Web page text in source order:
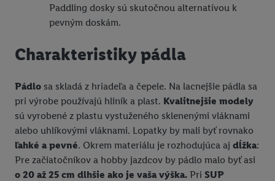
Paddling dosky sú skutočnou alternatívou k
pevným doskám.
Charakteristiky pádla
Pádlo sa skladá z hriadeľa a čepele. Na lacnejšie pádla sa
pri výrobe používajú hliník a plast. Kvalitnejšie modely
sú vyrobené z plastu vystuženého sklenenými vláknami
alebo uhlíkovými vláknami. Lopatky by mali byť rovnako
ľahké a pevné. Okrem materiálu je rozhodujúca aj dĺžka:
Pre začiatočníkov a hobby jazdcov by pádlo malo byť asi
o 20 až 25 cm dlhšie ako je vaša výška. Pri SUP